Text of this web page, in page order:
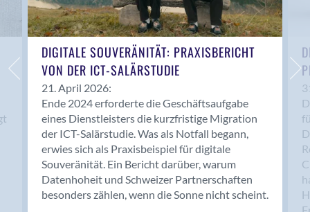
Balsthal
Balzers
Basel
Bassersdorf
Belp
Bendern
Benken (SG)
Bergdietikon
Berlin
Bern
Bern - Liebefeld
DIGITALE SOUVERÄNITÄT: PRAXISBERICHT
VON DER ICT-SALÄRSTUDIE
21. April 2026:
Ende 2024 erforderte die Geschäftsaufgabe
eines Dienstleisters die kurzfristige Migration
der ICT-Salärstudie. Was als Notfall begann,
erwies sich als Praxisbeispiel für digitale
Souveränität. Ein Bericht darüber, warum
Datenhoheit und Schweizer Partnerschaften
besonders zählen, wenn die Sonne nicht scheint.